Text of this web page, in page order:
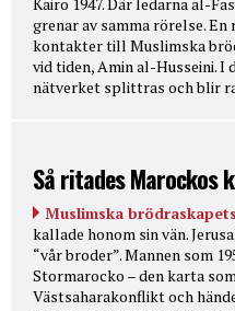
grenar av samma rörelse.
kontakter till Muslimska
vid tiden, Amin al-Husseini. I
nätverket splittras och blir
Så ritades Marockos
Muslimska
kallade honom sin vän.
“vår broder”. Mannen som
Stormarocko – den karta
Västsaharakonflikt och